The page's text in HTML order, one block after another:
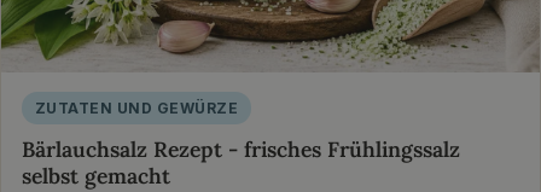
ZUTATEN UND GEWÜRZE
Bärlauchsalz Rezept - frisches Frühlingssalz
selbst gemacht